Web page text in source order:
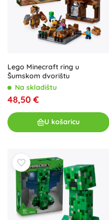
Lego Minecraft ring u
Šumskom dvorištu
Na skladištu
48,50 €
U košaricu